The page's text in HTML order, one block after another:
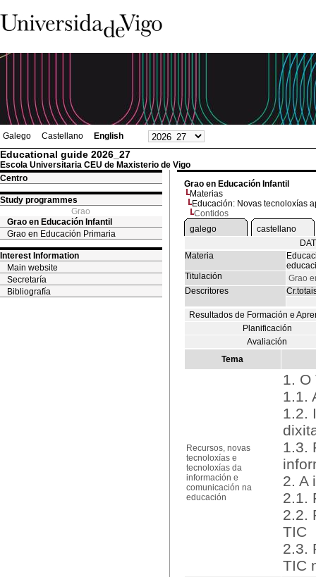
Galego Castellano English
Educational guide 2026_27
Escola Universitaria CEU de Maxisterio de Vigo
Centro
Study programmes
Grao
Grao en Educación Infantil
Grao en Educación Primaria
Interest Information
Main website
Secretaría
Bibliografía
Grao en Educación Infantil
Materias
Educación: Novas tecnoloxías
Contidos
galego
castellano
Materia
Titulación
Grao
Descritores
Resultados de Formación e
Planificación
Avaliación
Tema
Recursos, novas
tecnoloxías e
tecnoloxías da
información e
comunicación na
educación
1. O
1.1.
1.2.
1.3.
2. A
2.1.
2.2.
TIC
2.3.
TIC